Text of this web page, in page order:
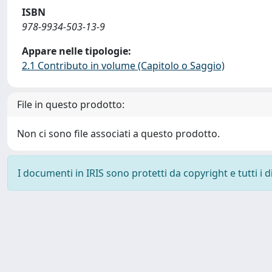
ISBN
978-9934-503-13-9
Appare nelle tipologie:
2.1 Contributo in volume (Capitolo o Saggio)
File in questo prodotto:
Non ci sono file associati a questo prodotto.
I documenti in IRIS sono protetti da copyright e tutti i